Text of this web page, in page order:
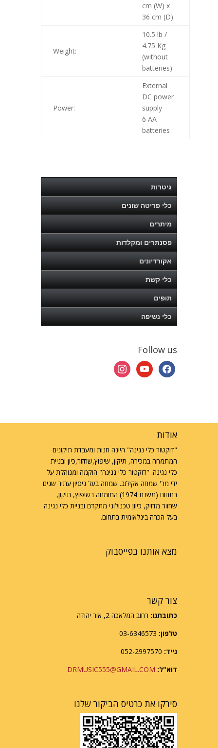
cm (W) x
36 cm (D)
Weight:
10.5 lb /
4.75 Kg
(without
batteries)
Power:
External
DC power
supply
6 AA
batteries
גיטרות
כלי פריטה שונים
מיתרים
פסנתרים ומקלדות
אקורדיונים
כלי קשת
תופים
כלי נשיפה
Follow us
facebook
youtube
instagram
אודות
"דוקטור כלי נגינה" היינה חנות ומעבדת תיקונים
המתמחה במכירה, תיקון, שיפוץ,שחזור,כיון ובניית
כלי נגינה. "דוקטור כלי נגינה" הוקמה ומנוהלת על
ידי מר' שמחה אקילוב. שמחה בעל ניסיון עתיר שנים
בתחום (משנת 1974) המומחה בשיפוץ, תיקון,
שחזור מדויק, כיוון טכנולוגי מתקדם ובניית כלי נגינה
בעל הכרה בינלאומית בתחום.
מצא אותנו בפייסבוק
צור קשר
כתובתנו: רחוב המלאכה 2, אור יהודה
טלפון:
נייד:
דוא"ל: DRMUSIC555@GMAIL.COM
סירקו את כרטיס הביקור שלנו